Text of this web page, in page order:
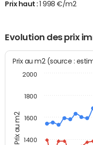
Prix haut :
1 998 €/m2
Evolution des prix
Prix au m2
Prix au m2 (source
1400
1600
1800
2000